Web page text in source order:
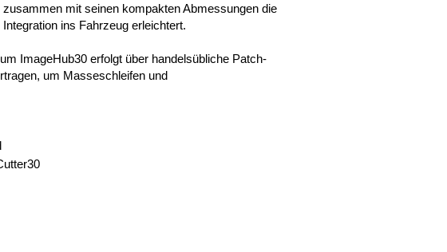
zusammen mit seinen kompakten Abmessungen die
Integration ins Fahrzeug erleichtert.
ImageHub30 erfolgt über handelsübliche Patch-
um Masseschleifen und